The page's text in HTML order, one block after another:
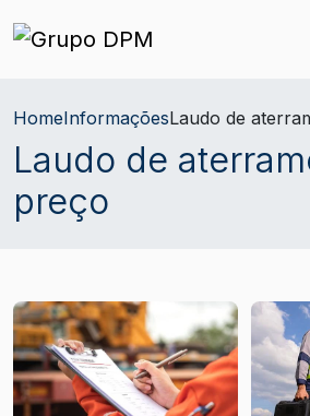
HomeInformaçõesLaudo de
Laudo de
preço